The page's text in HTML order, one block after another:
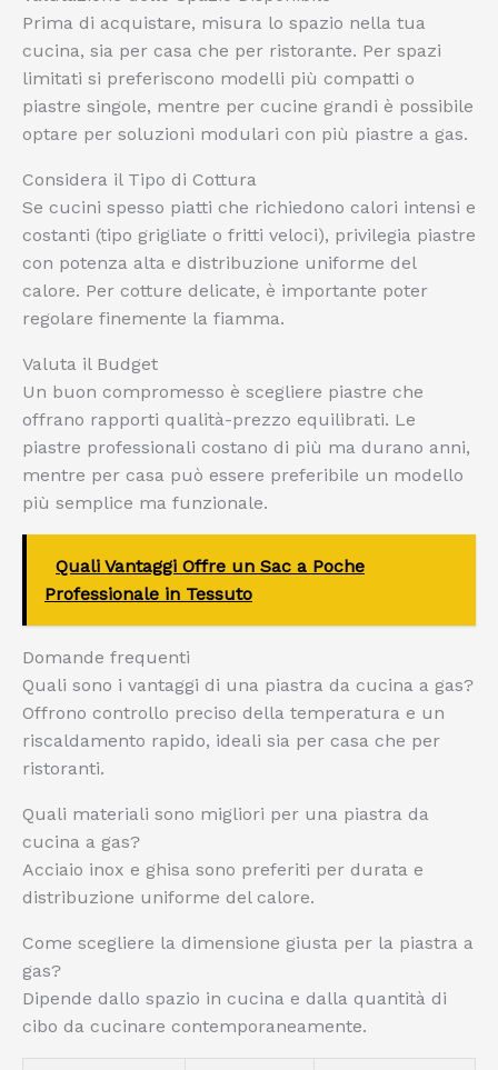
Prima di acquistare, misura lo spazio nella tua
cucina, sia per casa che per ristorante. Per spazi
limitati si preferiscono modelli più compatti o
piastre singole, mentre per cucine grandi è possibile
optare per soluzioni modulari con più piastre a gas.
Considera il Tipo di Cottura
Se cucini spesso piatti che richiedono calori intensi e
costanti (tipo grigliate o fritti veloci), privilegia piastre
con potenza alta e distribuzione uniforme del
calore. Per cotture delicate, è importante poter
regolare finemente la fiamma.
Valuta il Budget
Un buon compromesso è scegliere piastre che
offrano rapporti qualità-prezzo equilibrati. Le
piastre professionali costano di più ma durano anni,
mentre per casa può essere preferibile un modello
più semplice ma funzionale.
Quali Vantaggi Offre un Sac a Poche
Professionale in Tessuto
Domande frequenti
Quali sono i vantaggi di una piastra da cucina a gas?
Offrono controllo preciso della temperatura e un
riscaldamento rapido, ideali sia per casa che per
ristoranti.
Quali materiali sono migliori per una piastra da
cucina a gas?
Acciaio inox e ghisa sono preferiti per durata e
distribuzione uniforme del calore.
Come scegliere la dimensione giusta per la piastra a
gas?
Dipende dallo spazio in cucina e dalla quantità di
cibo da cucinare contemporaneamente.